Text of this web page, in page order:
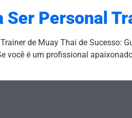
Ser Personal
de Muay Thai de Sucesso:
você é um profissional